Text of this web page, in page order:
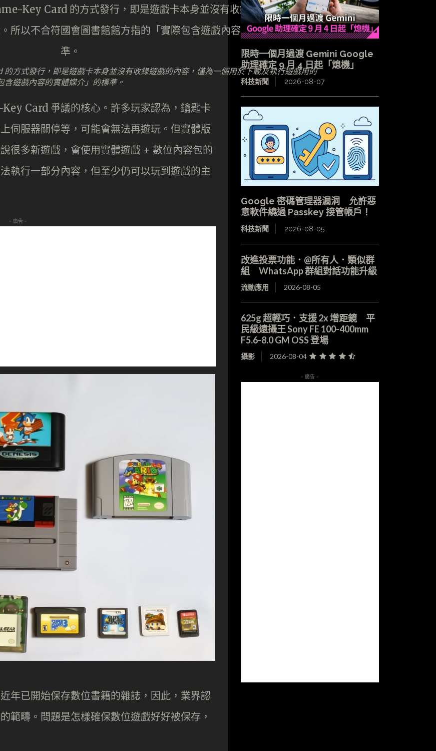
方式發行，即是遊戲卡本身並沒有收錄遊戲的內容，僅為一個用於下載及執行遊戲用的
遊戲內容的實體媒介」的標準。
Card 爭議的核心。許多玩家認為，鑰匙卡
伺服器關停等，可能會無法再遊玩。但實體版
很多新遊戲，會使用實體遊戲 + 數位內容包的
執行一部分內容，但至少仍可以玩到遊戲的主
- 廣告 -
年已開始保存數位書籍的雜誌，因此，業界認
範疇。問題是怎樣確保數位遊戲好好被保存，
限時一個月過渡 Gemini Google
助理確定 9 月 4 日起「熄機」
科技新聞 2026-08-07
Google 密碼管理器漏洞 允許惡
意軟件繞過 Passkey 接管帳戶！
科技新聞 2026-08-05
改進投票功能．@所有人．類似群
組 WhatsApp 群組對話功能升級
流動應用 2026-08-05
625g 超輕巧．支援 2x 增距鏡 平
民級遠攝王 Sony FE 100-400mm
F5.6-8.0 GM OSS 登場
攝影 2026-08-04
- 廣告 -